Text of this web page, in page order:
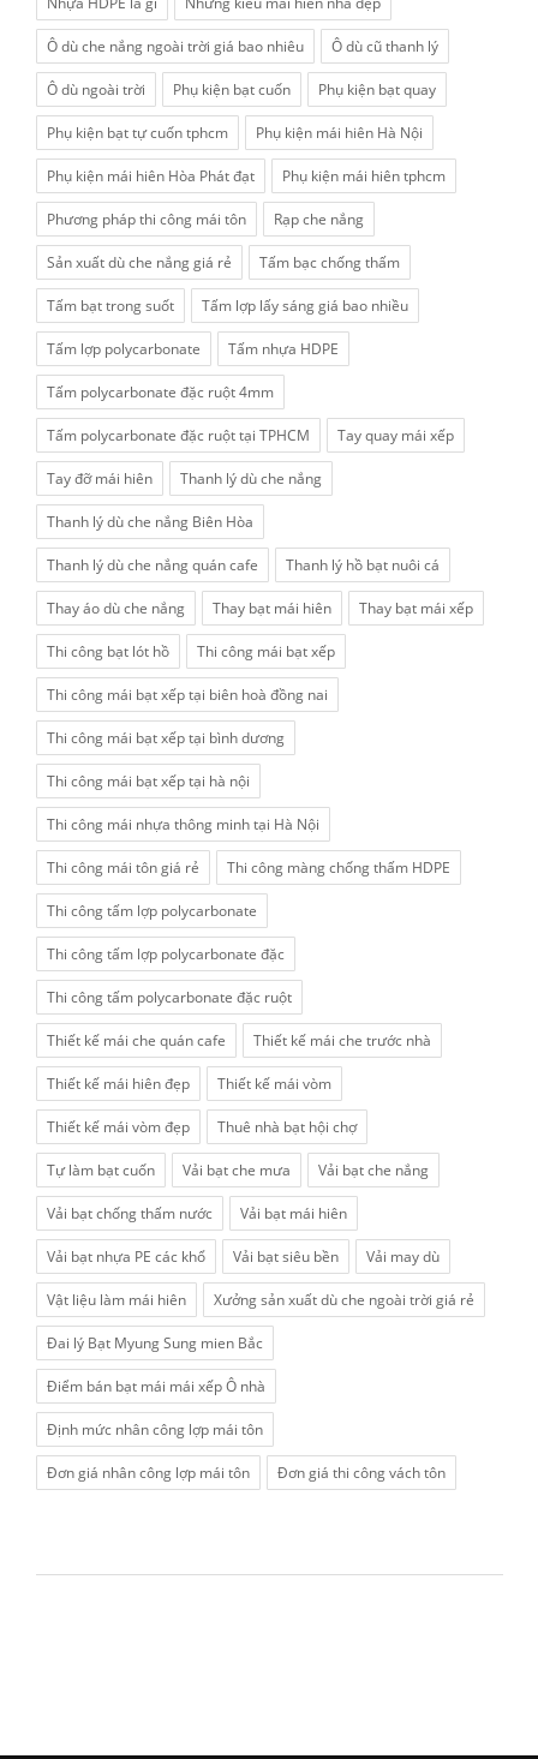
Ô dù che nắng ngoài trời giá bao nhiêu Ô dù cũ thanh lý
Ô dù ngoài trời Phụ kiện bạt cuốn Phụ kiện bạt quay
Phụ kiện bạt tự cuốn tphcm Phụ kiện mái hiên Hà Nội
Phụ kiện mái hiên Hòa Phát đạt Phụ kiện mái hiên tphcm
Phương pháp thi công mái tôn Rạp che nắng
Sản xuất dù che nắng giá rẻ Tấm bạc chống thấm
Tấm bạt trong suốt Tấm lợp lấy sáng giá bao nhiều
Tấm lợp polycarbonate Tấm nhựa HDPE
Tấm polycarbonate đặc ruột 4mm
Tấm polycarbonate đặc ruột tại TPHCM Tay quay mái xếp
Tay đỡ mái hiên Thanh lý dù che nắng
Thanh lý dù che nắng Biên Hòa
Thanh lý dù che nắng quán cafe Thanh lý hồ bạt nuôi cá
Thay áo dù che nắng Thay bạt mái hiên Thay bạt mái xếp
Thi công bạt lót hồ Thi công mái bạt xếp
Thi công mái bạt xếp tại biên hoà đồng nai
Thi công mái bạt xếp tại bình dương
Thi công mái bạt xếp tại hà nội
Thi công mái nhựa thông minh tại Hà Nội
Thi công mái tôn giá rẻ Thi công màng chống thấm HDPE
Thi công tấm lợp polycarbonate
Thi công tấm lợp polycarbonate đặc
Thi công tấm polycarbonate đặc ruột
Thiết kế mái che quán cafe Thiết kế mái che trước nhà
Thiết kế mái hiên đẹp Thiết kế mái vòm
Thiết kế mái vòm đẹp Thuê nhà bạt hội chợ
Tự làm bạt cuốn Vải bạt che mưa Vải bạt che nắng
Vải bạt chống thấm nước Vải bạt mái hiên
Vải bạt nhựa PE các khổ Vải bạt siêu bền Vải may dù
Vật liệu làm mái hiên Xưởng sản xuất dù che ngoài trời giá rẻ
Đai lý Bạt Myung Sung mien Bắc
Điểm bán bạt mái mái xếp Ô nhà
Định mức nhân công lợp mái tôn
Đơn giá nhân công lợp mái tôn Đơn giá thi công vách tôn